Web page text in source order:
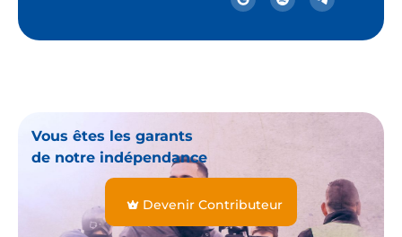
Vous êtes les garants
de notre indépendance
Devenir Contributeur